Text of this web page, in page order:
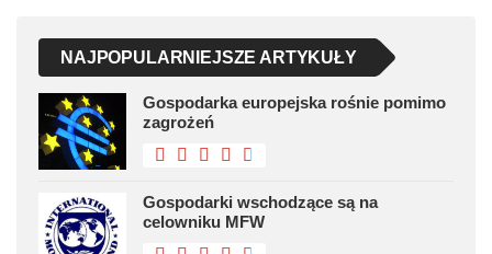
NAJPOPULARNIEJSZE ARTYKUŁY
Gospodarka europejska rośnie pomimo
zagrożeń
Gospodarki wschodzące są na
celowniku MFW